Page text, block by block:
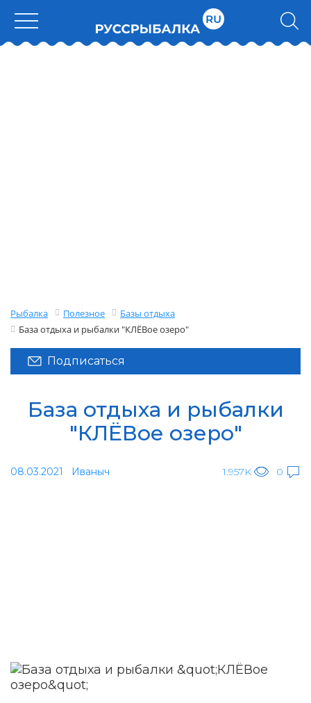
Рыбалка Полезное
Базы отдыха
База отдыха и рыбалки "КЛЁВое озеро"
Подписаться
База отдыха и рыбалки
"КЛЁВое озеро"
08.03.2021 Иваныч 1.957K 0